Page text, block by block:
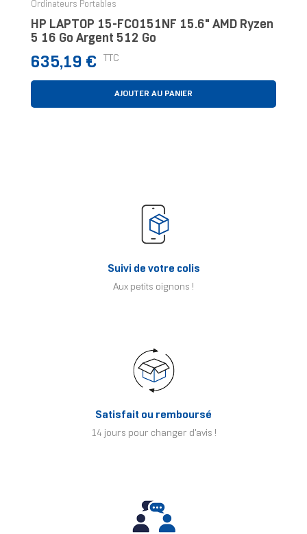
Ordinateurs Portables
HP LAPTOP 15-FC0151NF 15.6" AMD Ryzen
5 16 Go Argent 512 Go
Prix
635,19 € TTC
AJOUTER AU PANIER
Suivi de votre colis
Aux petits oignons !
Satisfait ou remboursé
14 jours pour changer d'avis !